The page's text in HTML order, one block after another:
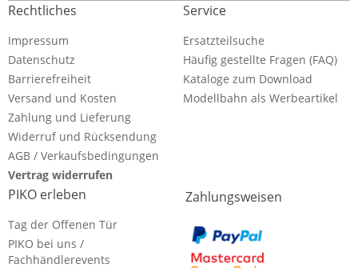
Rechtliches
Impressum
Datenschutz
Barrierefreiheit
Versand und Kosten
Zahlung und Lieferung
Widerruf und Rücksendung
AGB / Verkaufsbedingungen
Vertrag widerrufen
Service
Ersatzteilsuche
Häufig gestellte Fragen (FAQ)
Kataloge zum Download
Modellbahn als Werbeartikel
PIKO erleben
Tag der Offenen Tür
PIKO bei uns /
Fachhändlerevents
Zahlungsweisen